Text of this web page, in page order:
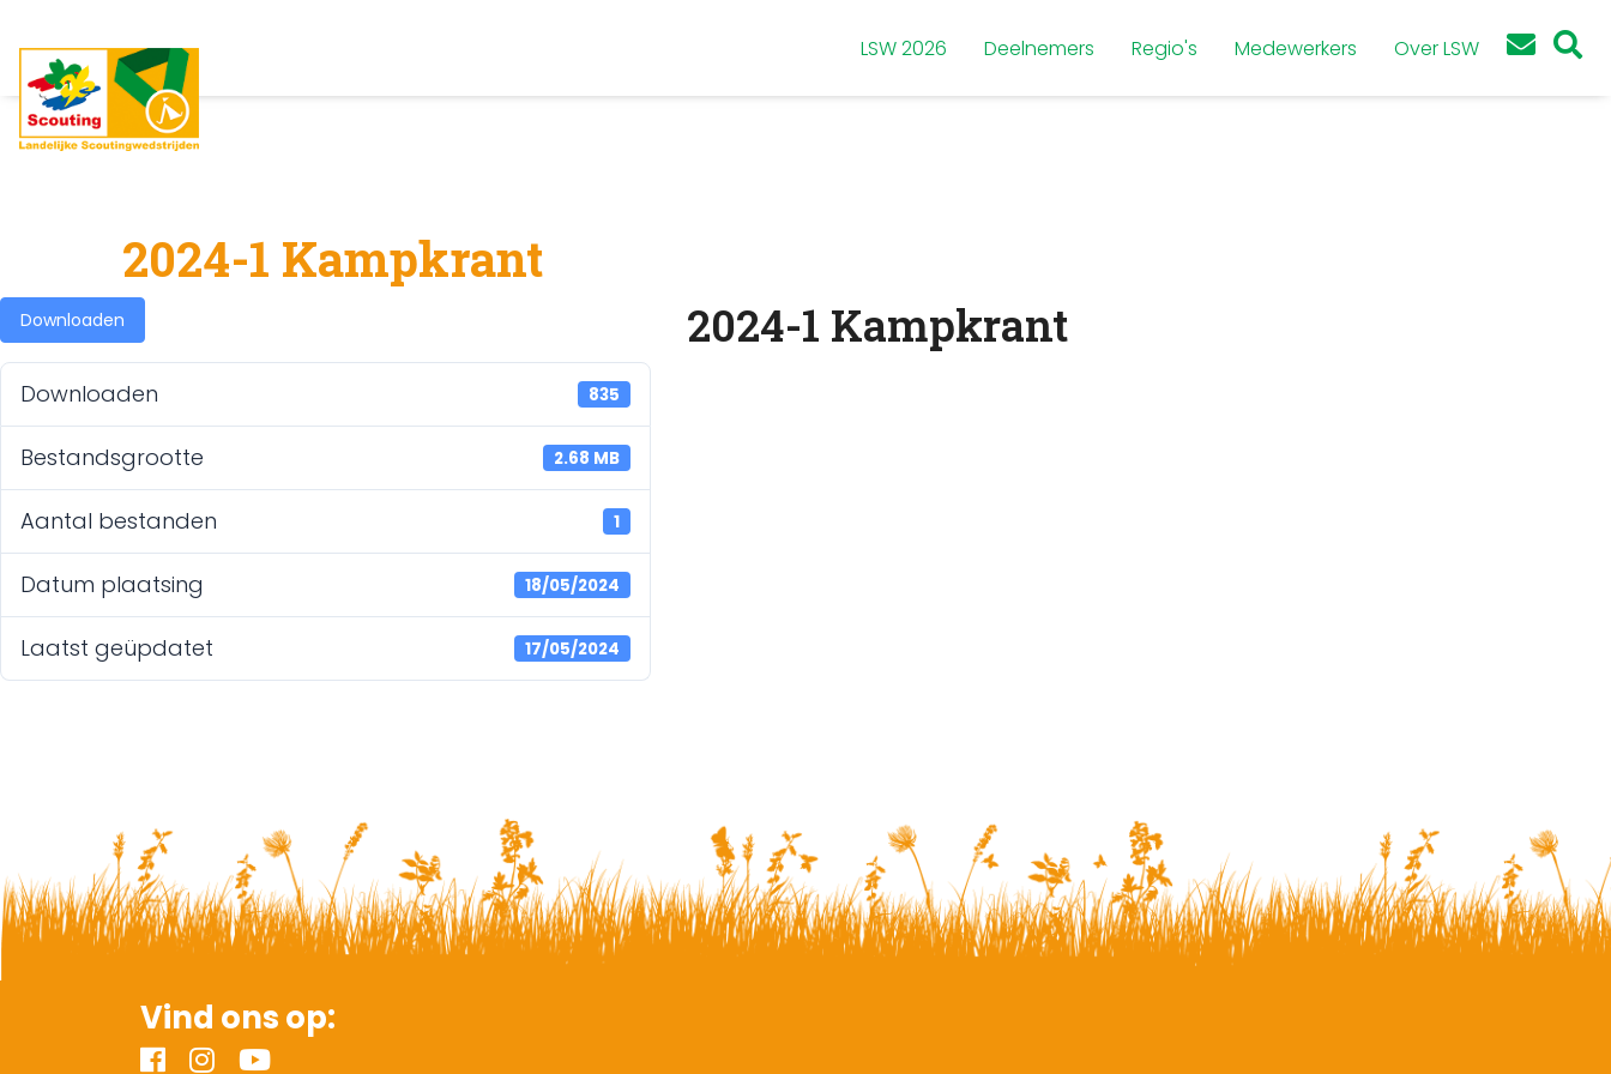
LSW 2026 Deelnemers Regio's Medewerkers Over LSW
2024-1 Kampkrant
Downloaden
Downloaden 835
Bestandsgrootte 2.68 MB
Aantal bestanden 1
Datum plaatsing 18/05/2024
Laatst geüpdatet 17/05/2024
2024-1 Kampkrant
Vind ons op: